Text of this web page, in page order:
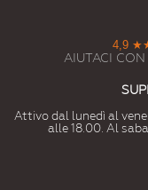
4,9
AIUTACI
Attivo dal lunedì al
alle 18.00. Al